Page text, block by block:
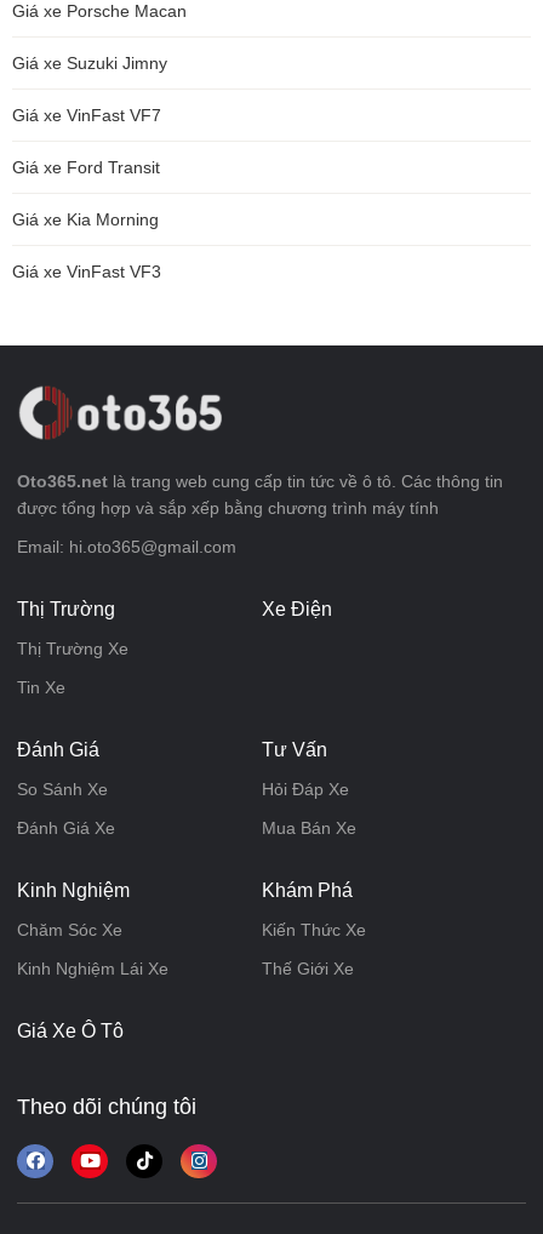
Giá xe Porsche Macan
Giá xe Suzuki Jimny
Giá xe VinFast VF7
Giá xe Ford Transit
Giá xe Kia Morning
Giá xe VinFast VF3
Oto365.net là trang web cung cấp tin tức về ô tô. Các thông tin
được tổng hợp và sắp xếp bằng chương trình máy tính
Email: hi.oto365@gmail.com
Thị Trường
Thị Trường Xe
Tin Xe
Xe Điện
Đánh Giá
So Sánh Xe
Đánh Giá Xe
Tư Vấn
Hỏi Đáp Xe
Mua Bán Xe
Kinh Nghiệm
Chăm Sóc Xe
Kinh Nghiệm Lái Xe
Khám Phá
Kiến Thức Xe
Thế Giới Xe
Giá Xe Ô Tô
Theo dõi chúng tôi